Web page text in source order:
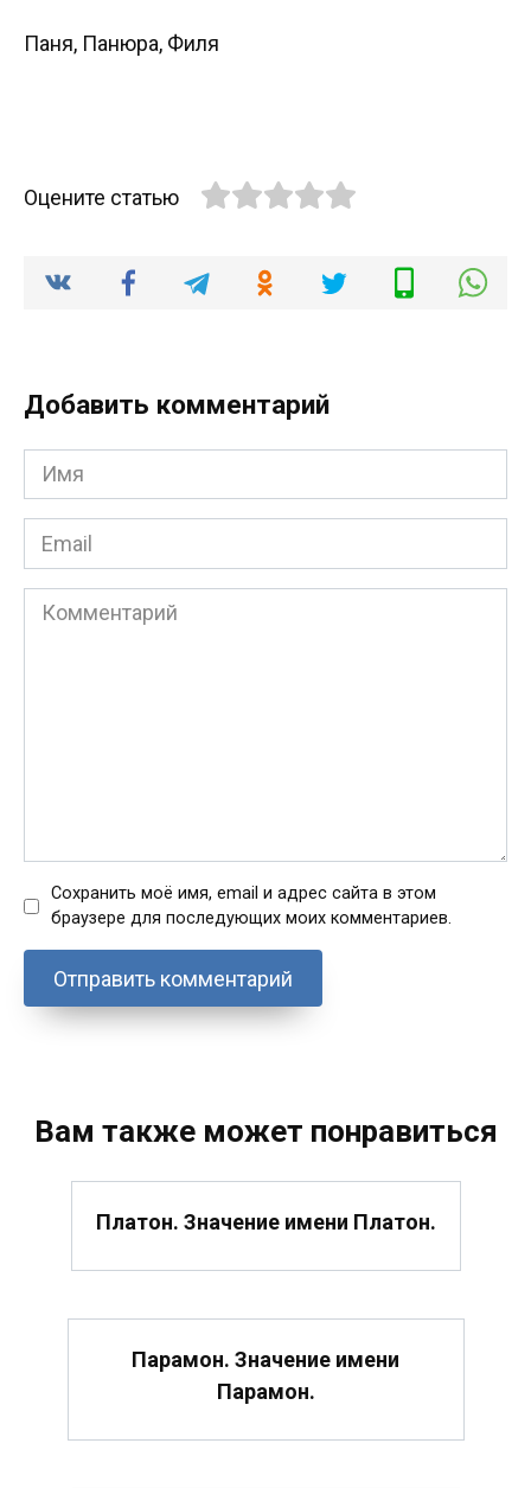
Паня, Панюра, Филя
Оцените статью
Добавить комментарий
Имя
*
Email
*
Комментарий
Сохранить моё имя, email и адрес сайта в этом
браузере для последующих моих комментариев.
Вам также может понравиться
Платон. Значение имени Платон.
Парамон. Значение имени
Парамон.